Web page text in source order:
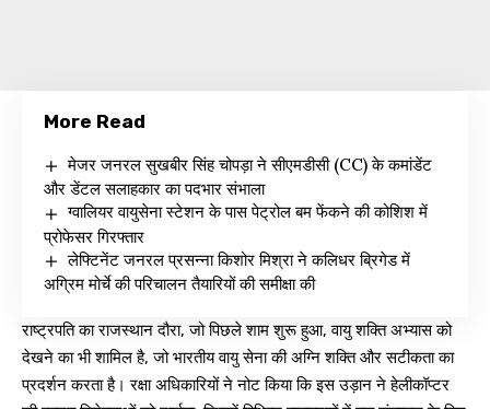
More Read
मेजर जनरल सुखबीर सिंह चोपड़ा ने सीएमडीसी (CC) के कमांडेंट
और डेंटल सलाहकार का पदभार संभाला
ग्वालियर वायुसेना स्टेशन के पास पेट्रोल बम फेंकने की कोशिश में
प्रोफेसर गिरफ्तार
लेफ्टिनेंट जनरल प्रसन्ना किशोर मिश्रा ने कलिधर ब्रिगेड में
अग्रिम मोर्चे की परिचालन तैयारियों की समीक्षा की
राष्ट्रपति का राजस्थान दौरा, जो पिछले शाम शुरू हुआ, वायु शक्ति अभ्यास को
देखने का भी शामिल है, जो भारतीय वायु सेना की अग्नि शक्ति और सटीकता का
प्रदर्शन करता है। रक्षा अधिकारियों ने नोट किया कि इस उड़ान ने हेलीकॉप्टर